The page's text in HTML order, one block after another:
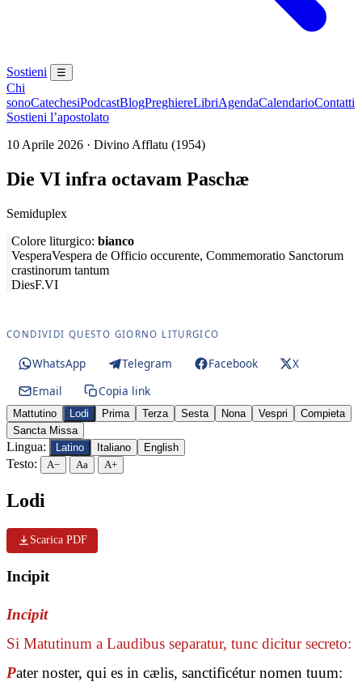
Sostieni ☰
Chi
sonoCatechesiPodcastBlogPreghiereLibriAgendaCalendarioContatti
Sostieni l’apostolato
10 Aprile 2026 · Divino Afflatu (1954)
Die VI infra octavam Paschæ
Semiduplex
Colore liturgico: bianco
VesperaVespera de Officio occurente, Commemoratio Sanctorum
crastinorum tantum
DiesF.VI
CONDIVIDI QUESTO GIORNO LITURGICO
WhatsApp Telegram Facebook
X
Email
Copia link
Mattutino Lodi Prima Terza Sesta Nona Vespri
Compieta
Sancta Missa
Lingua: Latino Italiano English
Testo: A− Aa A+
Lodi
Scarica PDF
Incipit
Incipit
Si Matutinum a Laudibus separatur, tunc dicitur secreto:
Pater noster, qui es in cælis, sanctificétur nomen tuum: